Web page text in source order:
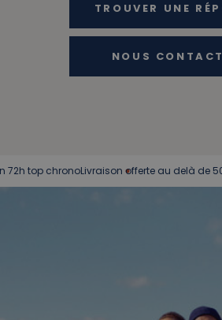
TROUVER UNE
NOUS
Livraison offerte au delà de 50€ Retrait